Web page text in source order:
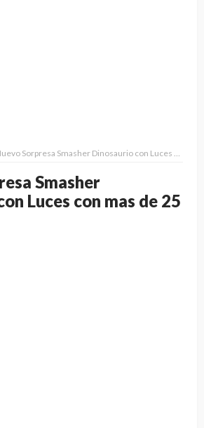
Sorpresa Smasher Dinosaurio con Luces con mas de 25 Sorpresas
Smasher
Luces con mas de 25